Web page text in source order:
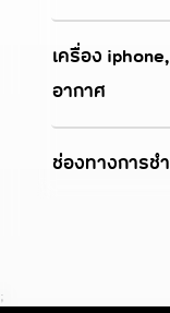
เครื่อง
อากาศ
ช่องทางการช
;